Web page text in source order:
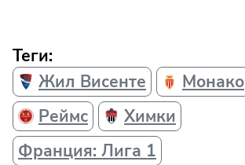
Теги:
Жил Висенте
Монако
Реймс
Химки
Франция: Лига 1